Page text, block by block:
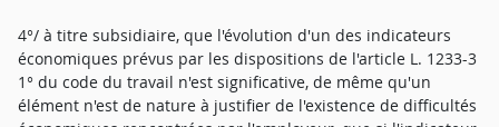
4°/ à titre subsidiaire, que l'évolution d'un des indicateurs
économiques prévus par les dispositions de l'article L. 1233-3
1° du code du travail n'est significative, de même qu'un
élément n'est de nature à justifier de l'existence de difficultés